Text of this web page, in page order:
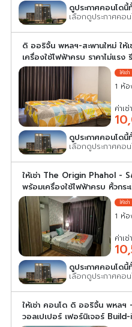
ดูประกาศคอนโด
เลือกดูประกาศคอ
ดิ ออริจิ้น พหลฯ-สะพานใหม่ ให้
เครื่องใช้ไฟฟ้าครบ ราคาไม่แรง
1 ห้
ค่าเ
ดูประกาศคอนโด
เลือกดูประกาศคอ
ให้เช่า The Origin Phahol -
พร้อมเครื่องใช้ไฟฟ้าครบ หิ้วกระ
1 ห้
ค่าเ
ดูประกาศคอนโด
เลือกดูประกาศคอ
ให้เช่า คอนโด ดิ ออริจิ้น พหลฯ
วอลเปเปอร์ เฟอร์นิเจอร์